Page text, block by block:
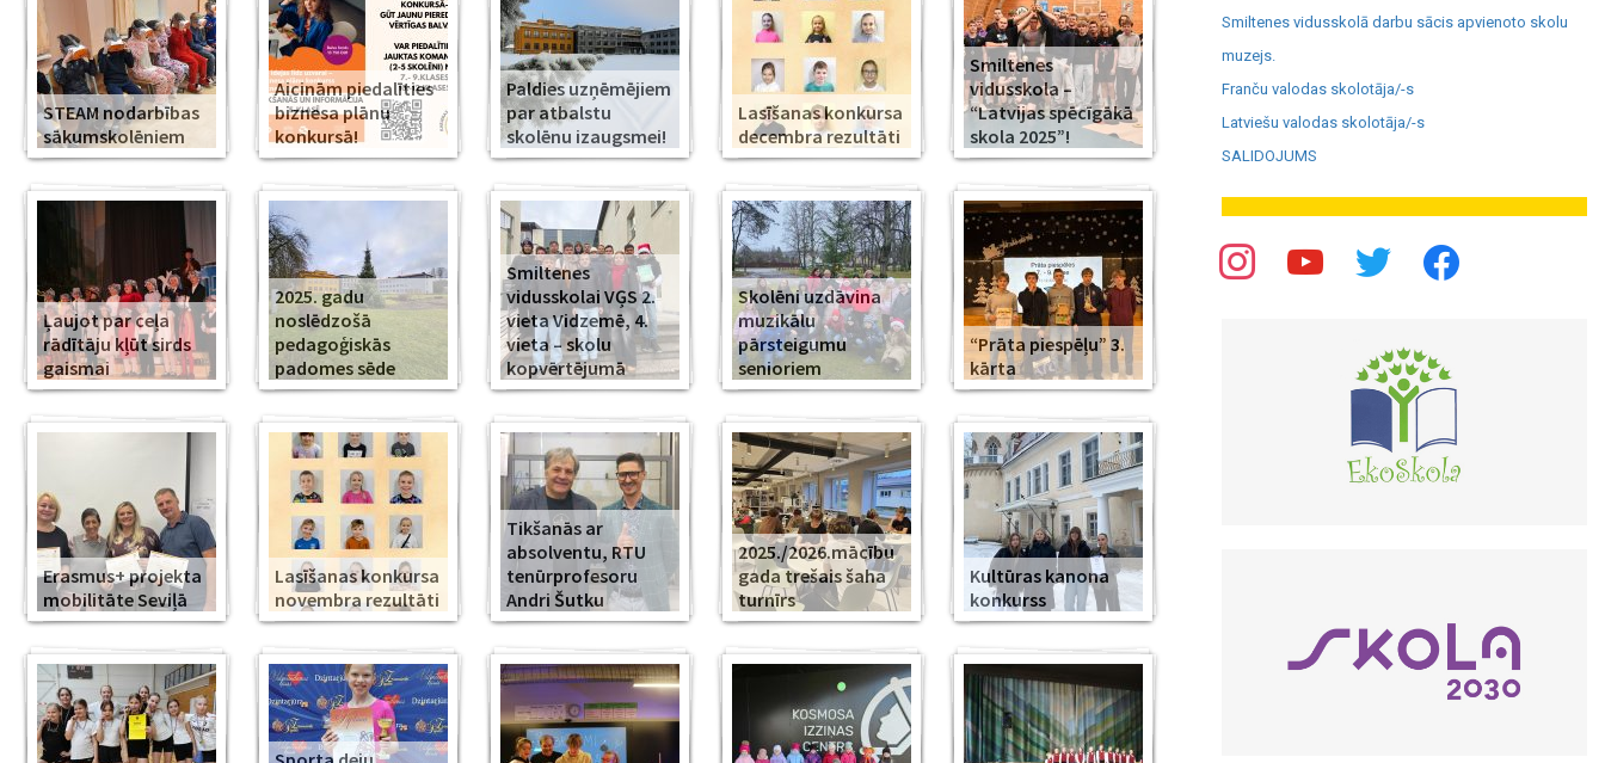
STEAM nodarbības
sākumskolēniem
Aicinām piedalīties
biznesa plānu
konkursā!
Paldies uzņēmējiem
par atbalstu
skolēnu izaugsmei!
Lasīšanas konkursa
decembra rezultāti
Smiltenes
vidusskola –
“Latvijas spēcīgākā
skola 2025”!
Ļaujot par ceļa
rādītāju kļūt sirds
gaismai
2025. gadu
noslēdzošā
pedagoģiskās
padomes sēde
Smiltenes
vidusskolai VĢS 2.
vieta Vidzemē, 4.
vieta – skolu
kopvērtējumā
Skolēni uzdāvina
muzikālu
pārsteigumu
senioriem
“Prāta piespēļu” 3.
kārta
Erasmus+ projekta
mobilitāte Seviļā
Lasīšanas konkursa
novembra rezultāti
Tikšanās ar
absolventu, RTU
tenūrprofesoru
Andri Šutku
2025./2026.mācību
gada trešais šaha
turnīrs
Kultūras kanona
konkurss
Smiltenes vidusskolā darbu sācis apvienoto skolu
muzejs.
Franču valodas skolotāja/-s
Latviešu valodas skolotāja/-s
SALIDOJUMS